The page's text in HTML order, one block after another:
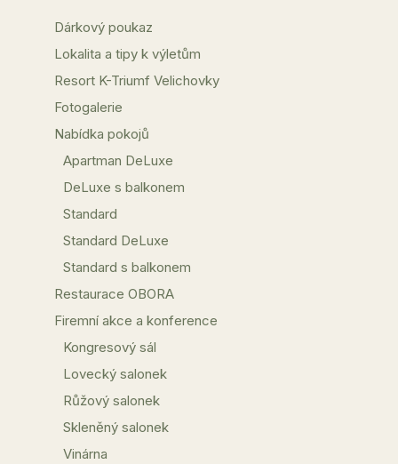
Dárkový poukaz
Lokalita a tipy k výletům
Resort K-Triumf Velichovky
Fotogalerie
Nabídka pokojů
Apartman DeLuxe
DeLuxe s balkonem
Standard
Standard DeLuxe
Standard s balkonem
Restaurace OBORA
Firemní akce a konference
Kongresový sál
Lovecký salonek
Růžový salonek
Skleněný salonek
Vinárna